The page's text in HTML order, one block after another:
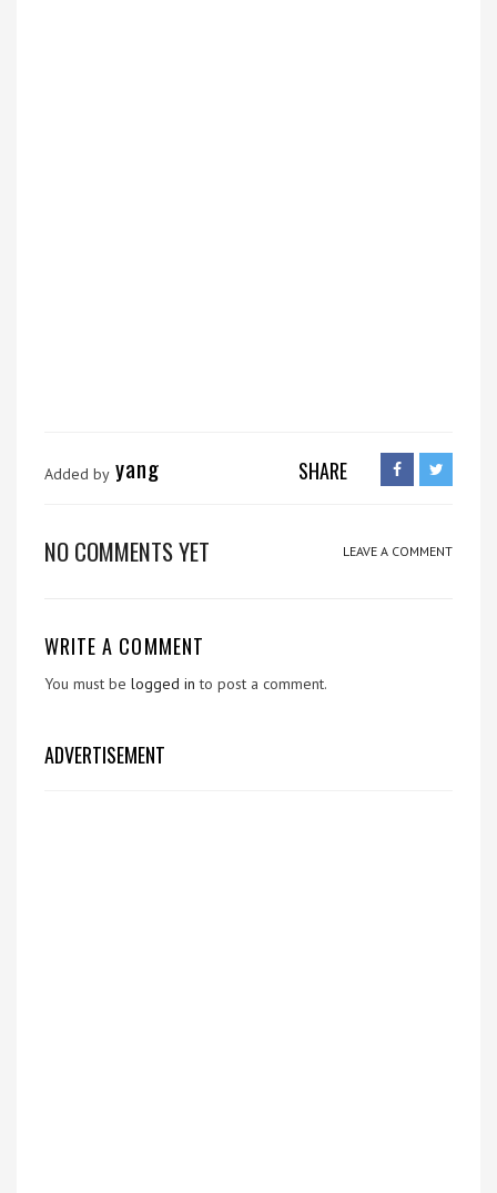
Added by yang SHARE
NO COMMENTS YET LEAVE A COMMENT
WRITE A COMMENT
You must be logged in to post a comment.
ADVERTISEMENT